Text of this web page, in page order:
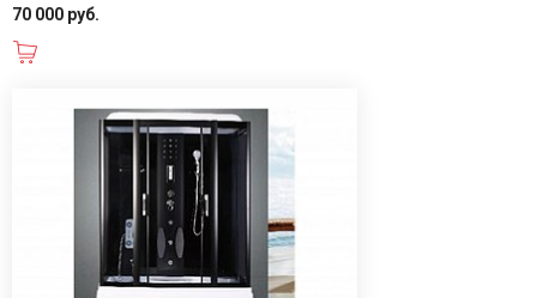
70 000 руб.